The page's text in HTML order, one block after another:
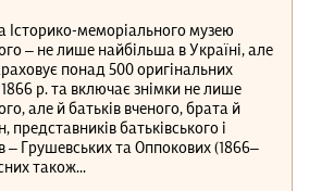
Історико-меморіального музею
‒ не лише найбільша в Україні, але
понад 500 оригінальних
р. та включає знімки не лише
але й батьків вченого, брата й
представників батьківського і
‒ Грушевських та Оппокових (1866–
також...